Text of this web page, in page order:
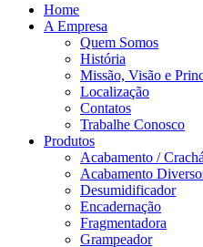
Home
A Empresa
Quem Somos
História
Missão, Visão e
Localização
Contatos
Trabalhe Conosco
Produtos
Acabamento / Crachá
Acabamento
Desumidificador
Encadernação
Fragmentadora
Grampeador